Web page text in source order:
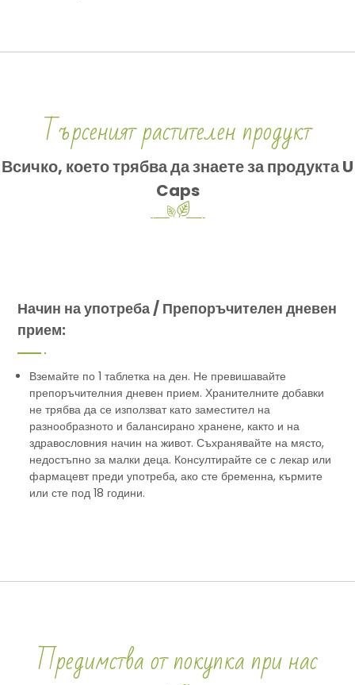
Търсеният растителен продукт
Всичко, което трябва да знаете за продукта U
Caps
Начин на употреба / Препоръчителен дневен
прием:
Вземайте по 1 таблетка на ден. Не превишавайте
препоръчителния дневен прием. Хранителните добавки
не трябва да се използват като заместител на
разнообразното и балансирано хранене, както и на
здравословния начин на живот. Съхранявайте на място,
недостъпно за малки деца. Консултирайте се с лекар или
фармацевт преди употреба, ако сте бременна, кърмите
или сте под 18 години.
Предимства от покупка при нас